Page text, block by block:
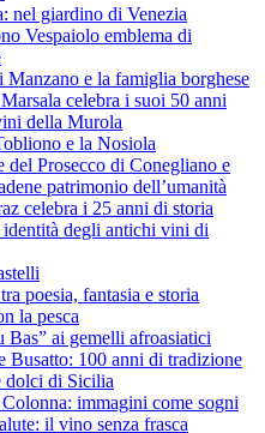
nel giardino di Venezia
Vespaiolo emblema di
Manzano e la famiglia borghese
celebra i suoi 50 anni
della Murola
e la Nosiola
del Prosecco di Conegliano e
patrimonio dell’umanità
celebra i 25 anni di storia
identità degli antichi vini di
poesia, fantasia e storia
la pesca
Bas” ai gemelli afroasiatici
Busatto: 100 anni di tradizione
dolci di Sicilia
immagini come sogni
il vino senza frasca